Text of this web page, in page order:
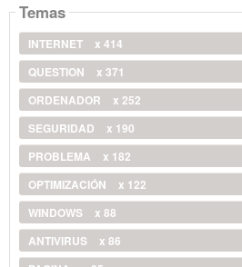
Temas
INTERNET
x 414
QUESTION
x 371
ORDENADOR
x 252
SEGURIDAD
x 190
PROBLEMA
x 182
OPTIMIZACIÓN
x 122
WINDOWS
x 88
ANTIVIRUS
x 86